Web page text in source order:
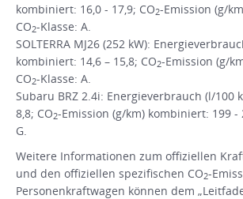
kombiniert: 16,0 - 17,9; CO2-Emission (g/
CO2-Klasse: A.
SOLTERRA MJ26 (252 kW):
kombiniert: 14,6 – 15,8; CO2-Emission (g/
CO2-Klasse: A.
Subaru BRZ 2.4i: Energieverbrauch (l/100
8,8; CO2-Emission (g/km) kombiniert: 199 -
G.
Weitere Informationen zum offiziellen
und den offiziellen spezifischen CO2-
Personenkraftwagen können dem